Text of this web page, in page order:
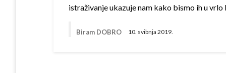
istraživanje ukazuje nam kako bismo ih u
Biram DOBRO 10. svibnja 2019.